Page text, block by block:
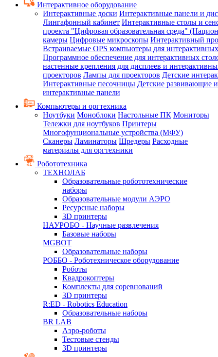
Интерактивное оборудование
Интерактивные доски Интерактивные панели и
Лингафонный кабинет Интерактивные столы и
проекта "Цифровая образовательная среда"
камеры Цифровые микроскопы Интерактивный
Встраиваемые OPS компьютеры для
Программное обеспечение для интерактивных
настенные крепления для дисплеев и
проекторов Лампы для проекторов Детские
Интерактивные песочницы Детские развивающие
интерактивные панели
Компьютеры и оргтехника
Ноутбуки Моноблоки Настольные ПК Мониторы
Тележки для ноутбуков Принтеры
Многофунциональные устройства (МФУ)
Сканеры Ламинаторы Шредеры Расходные
материалы для оргтехники
Робототехника
ТЕХНОЛАБ
Образовательные робототехнические
наборы
Образовательные модули АЭРО
Ресурсные наборы
3D принтеры
НАУРОБО - Научные развлечения
Базовые наборы
MGBOT
Образовательные наборы
РОББО - Роботехническое оборудование
Роботы
Квадрокоптеры
Комплекты для соревнований
3D принтеры
R:ED - Robotics Education
Образовательные наборы
BR LAB
Аэро-роботы
Тестовые стенды
3D принтеры